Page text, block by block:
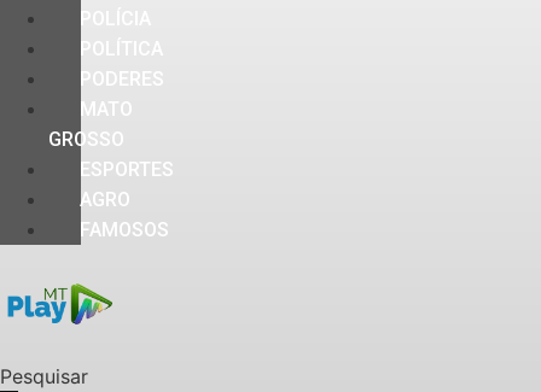
PODERES
MATO
GROSSO
ESPORTES
AGRO
FAMOSOS
Pesquisar